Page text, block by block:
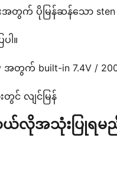
တွက် ပိုမြန်ဆန်သော sten
ါ။
အတွက် built-in 7.4V /
တွင် လျင်မြန်
ယ်လိုအသုံးပြုရမ